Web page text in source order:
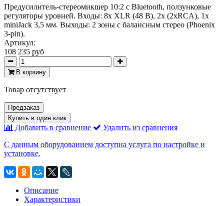
Предусилитель-стереомикшер 10:2 с Bluetooth, ползунковые
регуляторы уровней. Входы: 8х XLR (48 В), 2x (2xRCA), 1x
miniJack 3,5 мм. Выходы: 2 зоны с балансным стерео (Phoenix
3-pin).
Артикул:
108 235 руб
В корзину
Товар отсутствует
Предзаказ
Купить в один клик
Добавить в сравнение
Удалить из сравнения
С данным оборудованием доступна услуга по настройке и
установке.
Описание
Характеристики